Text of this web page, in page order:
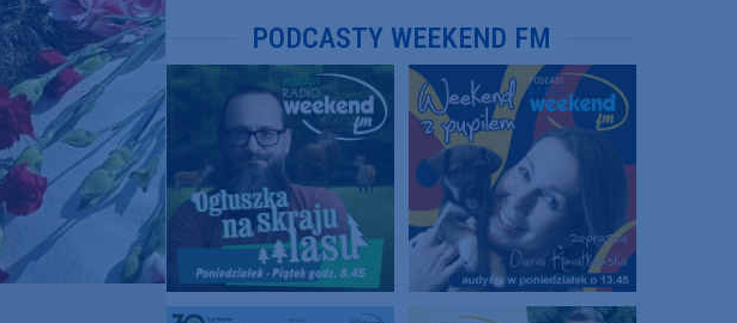
PODCASTY WEEKEND FM